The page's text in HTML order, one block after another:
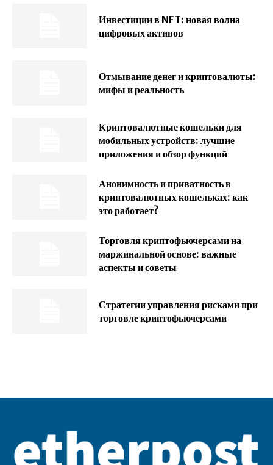
Инвестиции в NFT: новая волна
цифровых активов
Отмывание денег и криптовалюты:
мифы и реальность
Криптовалютные кошельки для
мобильных устройств: лучшие
приложения и обзор функций
Анонимность и приватность в
криптовалютных кошельках: как
это работает?
Торговля криптофьючерсами на
маржинальной основе: важные
аспекты и советы
Стратегии управления рисками при
торговле криптофьючерсами